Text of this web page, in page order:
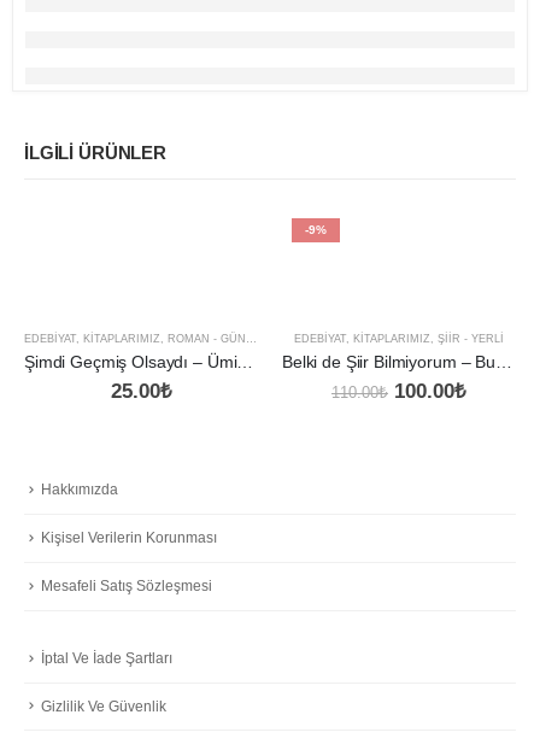
İLGILI ÜRÜNLER
EDEBIYAT KITAPLARIMIZ ROMAN - GÜNÜMÜZ
Şimdi Geçmiş Olsaydı – Ümit Kokarca
25.00₺
-9%
EDEBIYAT KITAPLARIMIZ ŞIIR - YERLI
110.00₺ Orijinal
100.00₺Şu
Hakkımızda
Kişisel Verilerin Korunması
Mesafeli Satış Sözleşmesi
İptal Ve İade Şartları
Gizlilik Ve Güvenlik